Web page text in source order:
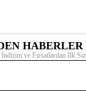
HABERLER
ve Fırsatlardan İlk